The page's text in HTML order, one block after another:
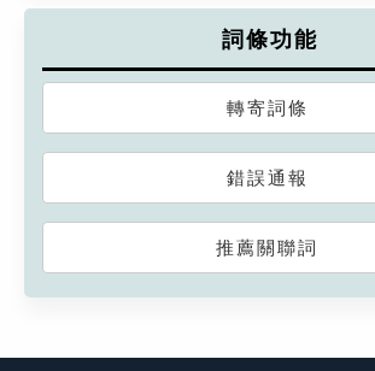
詞條功能
轉寄詞條
錯誤通報
推薦關聯詞